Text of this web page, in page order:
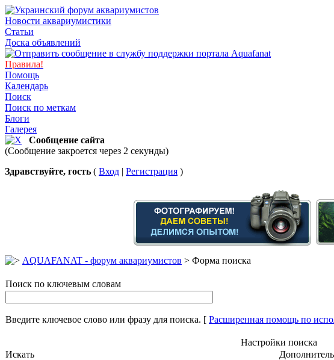
Новости аквариумистики
Статьи
Доска объявлений
Правила!
Помощь
Календарь
Поиск
Поиск по меткам
Блоги
Галерея
Сообщение сайта
(Сообщение закроется через 2 секунды)
Здравствуйте, гость ( Вход | Регистрация )
AQUAFANAT - форум аквариумистов > Форма поиска
Поиск по ключевым словам
Введите ключевое слово или фразу для поиска. [ Расширенная помощь по
Настройки поиска
Искать